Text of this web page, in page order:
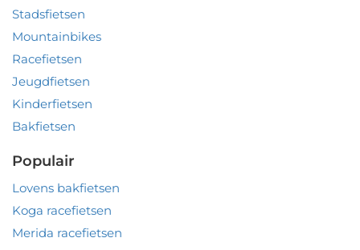
Stadsfietsen
Mountainbikes
Racefietsen
Jeugdfietsen
Kinderfietsen
Bakfietsen
Populair
Lovens bakfietsen
Koga racefietsen
Merida racefietsen